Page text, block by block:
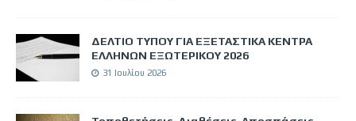
ΔΕΛΤΙΟ ΤΥΠΟΥ ΓΙΑ ΕΞΕΤΑΣΤΙΚΑ ΚΕΝΤΡΑ
ΕΛΛΗΝΩΝ ΕΞΩΤΕΡΙΚΟΥ 2026
31 Ιουλίου 2026